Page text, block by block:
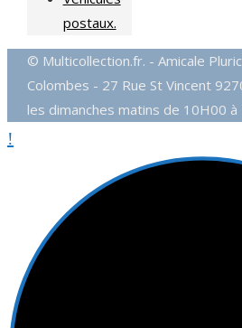
postaux.
© Multicollection.fr. - Amicale
Colombes - 27 Rue St Vincent
les dimanches matins de 10H00 à